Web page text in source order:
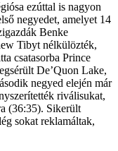
ezúttal is nagyon
negyedet, amelyet 14
Benke
Tibyt nélkülözték,
csatasorba Prince
De’Quon Lake,
negyed elején már
riválisukat,
(36:35). Sikerült
sokat reklamáltak,